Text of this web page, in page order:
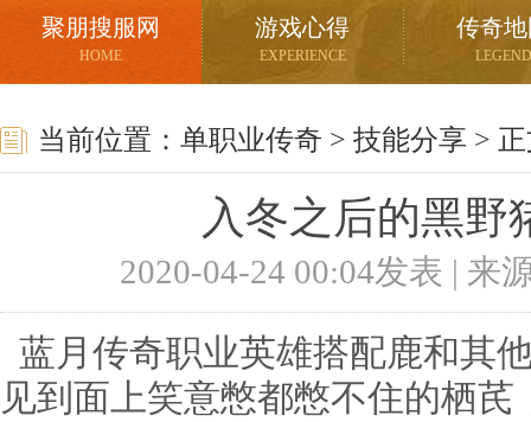
聚朋搜服网
HOME
游戏心得
EXPERIENCE
传奇
LEGEND
当前位置： 单职业传奇 > 技能分享 >
入冬之后的黑野
2020-04-24 00:04发表 | 来
蓝月传奇职业英雄搭配鹿和其
见到面上笑意憋都憋不住的栖